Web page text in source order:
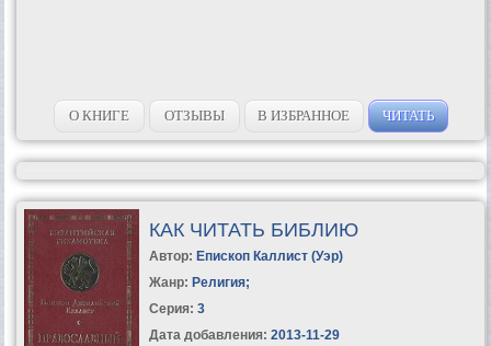
О КНИГЕ ОТЗЫВЫ В ИЗБРАННОЕ ЧИТАТЬ
КАК ЧИТАТЬ БИБЛИЮ
Автор: Епископ Каллист (Уэр)
Жанр: Религия;
Серия: 3
Дата добавления: 2013-11-29